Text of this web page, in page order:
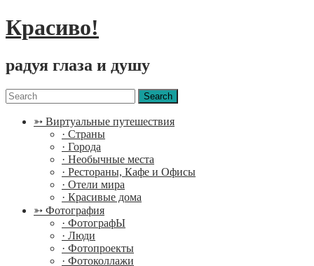
Красиво!
радуя глаза и душу
Menu
Search
for:
➳ Виртуальные путешествия
· Страны
· Города
· Необычные места
· Рестораны, Кафе и Офисы
· Отели мира
· Красивые дома
➳ Фотография
· ФотографЫ
· Люди
· Фотопроекты
· Фотоколлажи